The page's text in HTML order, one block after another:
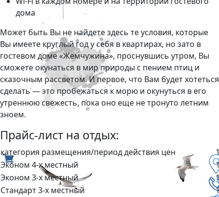
дома
Может быть Вы не найдете здесь те условия, которые
Вы имеете круглый год у себя в квартирах, но зато в
гостевом доме «Жемчужина», проснувшись утром, Вы
сможете окунаться в мир природы с пением птиц и
сказочным рассветом. И первое, что Вам будет хотеться
сделать — это пробежаться к морю и окунуться в его
утреннюю свежесть, пока оно еще не тронуто летним
зноем.
Прайс-лист на отдых:
категория размещения/период действия цен
Эконом 4-х местный
Эконом 3-х местный
Стандарт 3-х местный